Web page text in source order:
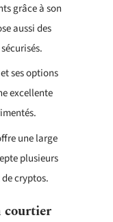
grâce à son
aussi des
ses options
excellente
une large
plusieurs
cryptos.
courtier